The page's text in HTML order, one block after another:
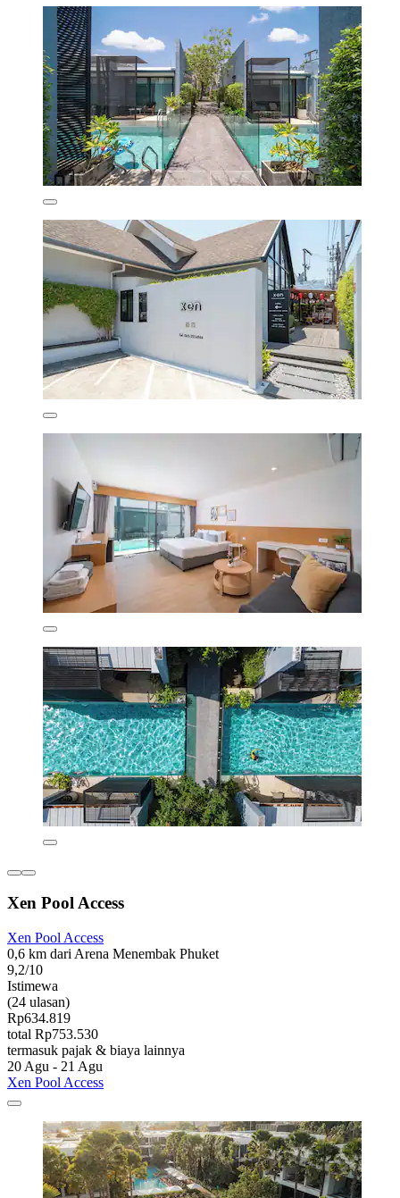
Xen Pool Access
Xen Pool Access
0,6 km dari Arena Menembak Phuket
9,2/10
Istimewa
(24 ulasan)
Rp634.819
total Rp753.530
termasuk pajak & biaya lainnya
20 Agu - 21 Agu
Xen Pool Access